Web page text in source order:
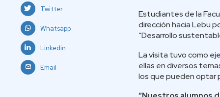
Twitter
Whatsapp
Linkedin
Email
Estudiantes de la
dirección hacia Lebu
“Desarrollo
La visita tuvo como
ellas en diversos
los que pueden optar